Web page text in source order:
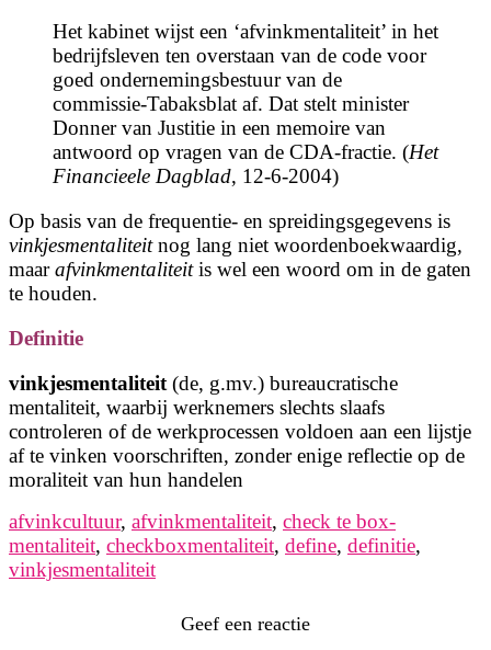
Het kabinet wijst een ‘afvinkmentaliteit’ in het
bedrijfsleven ten overstaan van de code voor
goed ondernemingsbestuur van de
commissie-Tabaksblat af. Dat stelt minister
Donner van Justitie in een memoire van
antwoord op vragen van de CDA-fractie. (Het
Financieele Dagblad, 12-6-2004)
Op basis van de frequentie- en spreidingsgegevens is
vinkjesmentaliteitnog lang niet woordenboekwaardig,
maarafvinkmentaliteitis wel een woord om in de gaten
te houden.
Definitie
vinkjesmentaliteit (de, g.mv.) bureaucratische
mentaliteit, waarbij werknemers slechts slaafs
controleren of de werkprocessen voldoen aan een lijstje
af te vinken voorschriften, zonder enige reflectie op de
moraliteit van hun handelen
afvinkcultuur, afvinkmentaliteit, check te box-
mentaliteit, checkboxmentaliteit, define, definitie,
vinkjesmentaliteit
Geef een reactie